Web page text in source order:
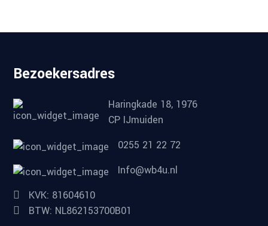
Bezoekersadres
Haringkade 18, 1976
CP IJmuiden
0255 21 22 72
Info@wb4u.nl
KVK: 81604610
BTW: NL862153700B01